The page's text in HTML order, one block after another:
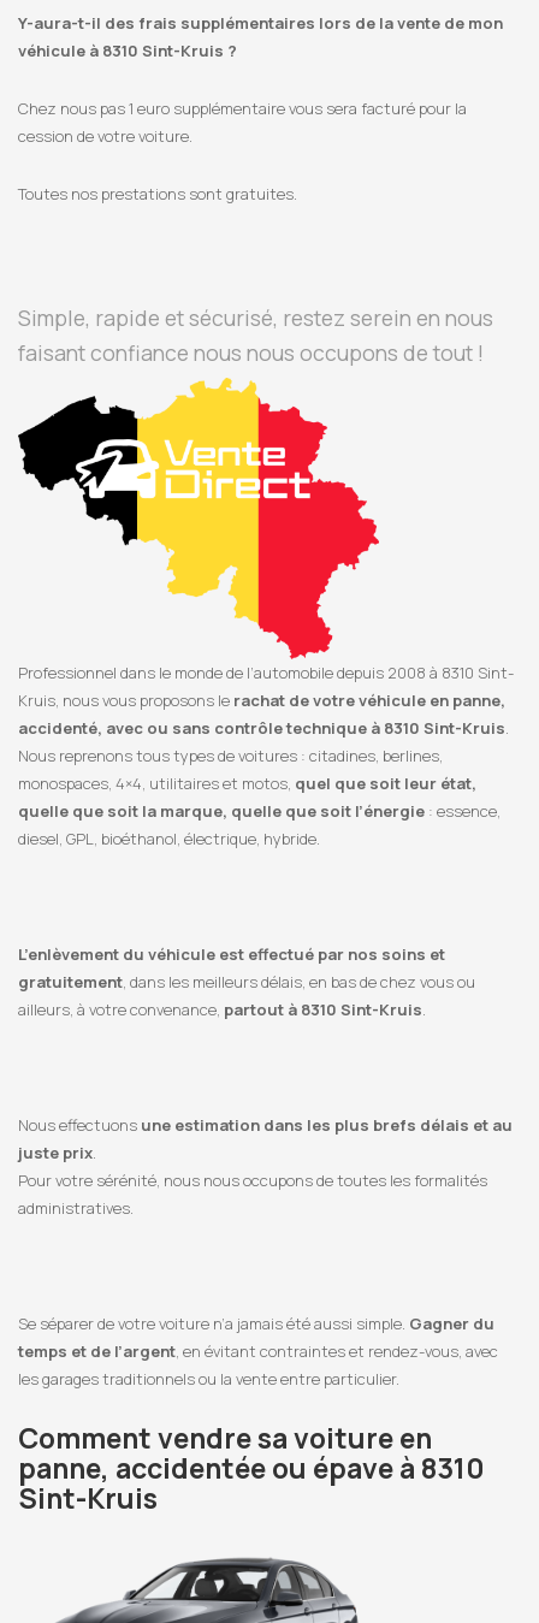
Y-aura-t-il des frais supplémentaires lors de la vente de mon
véhicule à 8310 Sint-Kruis ?
Chez nous pas 1 euro supplémentaire vous sera facturé pour la
cession de votre voiture.
Toutes nos prestations sont gratuites.
Simple, rapide et sécurisé, restez serein en nous
faisant confiance nous nous occupons de tout !
Professionnel dans le monde de l’automobile depuis 2008 à 8310 Sint-
Kruis, nous vous proposons le rachat de votre véhicule en panne,
accidenté, avec ou sans contrôle technique à 8310 Sint-Kruis.
Nous reprenons tous types de voitures : citadines, berlines,
monospaces, 4×4, utilitaires et motos, quel que soit leur état,
quelle que soit la marque, quelle que soit l’énergie : essence,
diesel, GPL, bioéthanol, électrique, hybride.
L’enlèvement du véhicule est effectué par nos soins et
gratuitement, dans les meilleurs délais, en bas de chez vous ou
ailleurs, à votre convenance, partout à 8310 Sint-Kruis.
Nous effectuons une estimation dans les plus brefs délais et au
juste prix.
Pour votre sérénité, nous nous occupons de toutes les formalités
administratives.
Se séparer de votre voiture n’a jamais été aussi simple. Gagner du
temps et de l’argent, en évitant contraintes et rendez-vous, avec
les garages traditionnels ou la vente entre particulier.
Comment vendre sa voiture en
panne, accidentée ou épave à 8310
Sint-Kruis